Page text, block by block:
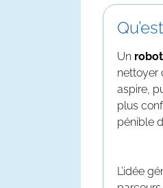
Un
nettoyer
aspire,
plus
pénible
L’idée